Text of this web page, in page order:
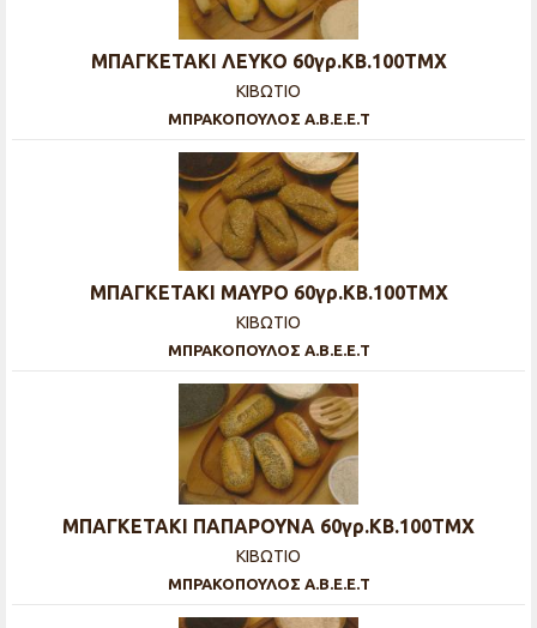
ΜΠΑΓΚΕΤΑΚΙ ΛΕΥΚΟ 60γρ.ΚΒ.100ΤΜΧ
ΚΙΒΩΤΙΟ
ΜΠΡΑΚΟΠΟΥΛΟΣ Α.Β.Ε.Ε.Τ
ΜΠΑΓΚΕΤΑΚΙ ΜΑΥΡΟ 60γρ.ΚΒ.100ΤΜΧ
ΚΙΒΩΤΙΟ
ΜΠΡΑΚΟΠΟΥΛΟΣ Α.Β.Ε.Ε.Τ
ΜΠΑΓΚΕΤΑΚΙ ΠΑΠΑΡΟΥΝΑ 60γρ.ΚΒ.100ΤΜΧ
ΚΙΒΩΤΙΟ
ΜΠΡΑΚΟΠΟΥΛΟΣ Α.Β.Ε.Ε.Τ